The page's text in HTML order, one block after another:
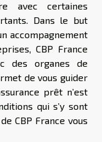
avec certaines
Dans le but
accompagnement
CBP France
des organes de
de vous guider
prêt n’est
qui s’y sont
CBP France vous